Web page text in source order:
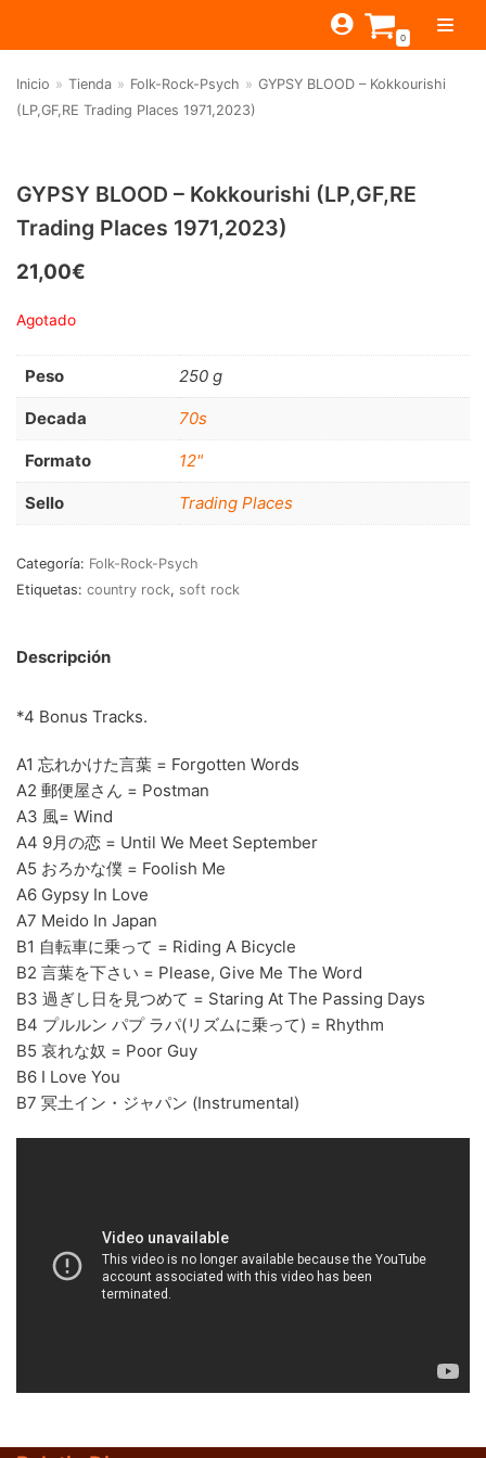
al
contenido
0
BEAT-GARAGE-RNR
PSYCH-PROG-HARD
OFERTAS
MONTEREY
CANTINA BAR
Filtrar por
Folk-Rock-Psych(608)
Punk-Revival-Glam(189)
Alternative-Indie
(141)
RnB-Soul-Latin
(286)
Libros
(5)
En oferta(149)
Década
20s (0)
30s(1)
40s (2)
50s (117)
60s(895)
70s(1174)
80s(155)
90s(80)
12" (2508)
(148)
Inicio » Tienda » Folk-Rock-Psych » GYPSY BLOOD – Kokkourishi
(LP,GF,RE Trading Places 1971,2023)
GYPSY BLOOD – Kokkourishi (LP,GF,RE
Trading Places 1971,2023)
21,00€
Agotado
Peso 250 g
Decada 70s
Formato 12"
Sello Trading Places
Categoría: Folk-Rock-Psych
Etiquetas: country rock, soft rock
Descripción
*4 Bonus Tracks.
A1 忘れかけた言葉 = Forgotten Words
A2 郵便屋さん = Postman
A3 風= Wind
A4 9月の恋 = Until We Meet September
A5 おろかな僕 = Foolish Me
A6 Gypsy In Love
A7 Meido In Japan
B1 自転車に乗って = Riding A Bicycle
B2 言葉を下さい = Please, Give Me The Word
B3 過ぎし日を見つめて = Staring At The Passing Days
B4 プルルン パプ ラパ(リズムに乗って) = Rhythm
B5 哀れな奴 = Poor Guy
B6 I Love You
B7 冥土イン・ジャパン (Instrumental)